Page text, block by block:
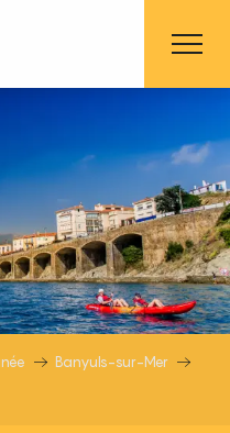
Banyuls-sur-Mer